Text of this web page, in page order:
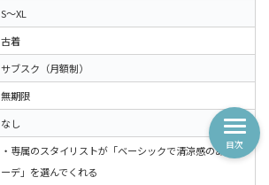
S〜XL
古着
サブスク（月額制）
無期限
なし
・専属のスタイリストが「ベーシックで清涼感のあるコ
ーデ」を選んでくれる
目次